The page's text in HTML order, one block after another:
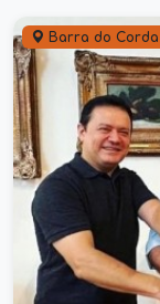
Barra do Corda
Brandão